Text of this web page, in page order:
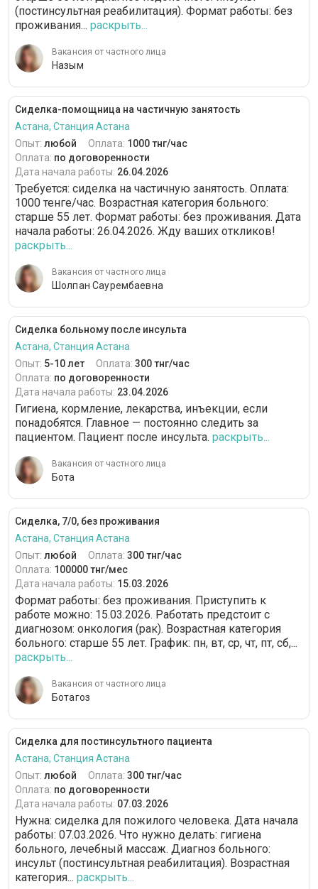
(постинсультная реабилитация). Формат работы: без
проживания... раскрыть...
Вакансия от частного лица
Назым
Сиделка-помощница на частичную занятость
Астана, Станция Астана
Опыт: любой Оплата: 1000 тнг/час
Оплата: по договоренности
Дата начала работы: 26.04.2026
Требуется: сиделка на частичную занятость. Оплата:
1000 тенге/час. Возрастная категория больного:
cтарше 55 лет. Формат работы: без проживания. Дата
начала работы: 26.04.2026. Жду ваших откликов!
раскрыть...
Вакансия от частного лица
Шолпан Саурембаевна
Сиделка больному после инсульта
Астана, Станция Астана
Опыт: 5-10 лет Оплата: 300 тнг/час
Оплата: по договоренности
Дата начала работы: 23.04.2026
Гигиена, кормление, лекарства, инъекции, если
понадобятся. Главное — постоянно следить за
пациентом. Пациент после инсульта. раскрыть...
Вакансия от частного лица
Бота
Сиделка, 7/0, без проживания
Астана, Станция Астана
Опыт: любой Оплата: 300 тнг/час
Оплата: 100000 тнг/мес
Дата начала работы: 15.03.2026
Формат работы: без проживания. Приступить к
работе можно: 15.03.2026. Работать предстоит с
диагнозом: онкология (рак). Возрастная категория
больного: cтарше 55 лет. График: пн, вт, ср, чт, пт, сб,...
раскрыть...
Вакансия от частного лица
Ботагоз
Сиделка для постинсультного пациента
Астана, Станция Астана
Опыт: любой Оплата: 300 тнг/час
Оплата: по договоренности
Дата начала работы: 07.03.2026
Нужна: сиделка для пожилого человека. Дата начала
работы: 07.03.2026. Что нужно делать: гигиена
больного, лечебный массаж. Диагноз больного:
инсульт (постинсультная реабилитация). Возрастная
категория... раскрыть...